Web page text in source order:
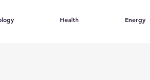
Health Energy